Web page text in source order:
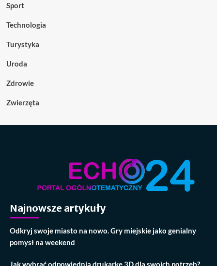
Sport
Technologia
Turystyka
Uroda
Zdrowie
Zwierzęta
Najnowsze artykuły
Odkryj swoje miasto na nowo. Gry miejskie jako genialny
pomysł na weekend
Jak wybrać odpowiednią drukarkę 3D dla swoich potrzeb?